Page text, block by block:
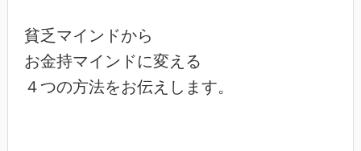
貧乏マインドから
お金持マインドに変える
４つの方法をお伝えします。